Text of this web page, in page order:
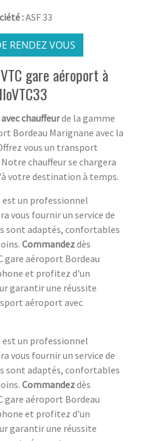
:ASF 33
RENDEZ VOUS
gare aéroport à
chauffeurde la gamme
Bordeau Marignane avec la
vous un transport
chauffeur se chargera
votre destination à temps.
est un professionnel
vous fournir un service de
sont adaptés, confortables
Commandezdès
gare aéroport Bordeau
et profitez d'un
garantir une réussite
aéroport avec
est un professionnel
vous fournir un service de
sont adaptés, confortables
Commandezdès
gare aéroport Bordeau
et profitez d'un
garantir une réussite